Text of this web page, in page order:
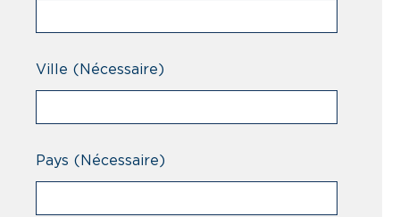
Ville (Nécessaire)
Pays (Nécessaire)